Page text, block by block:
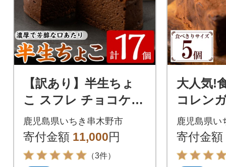
【訳あり】半生ちょ
こ スフレ チョコケー
キ 17個
鹿児島県いちき串木野市
寄付金額 11,000円
（3件）
大人気!
コレン
チョコ
りっ!ふ
チョコ
鹿児島県い
寄付金額